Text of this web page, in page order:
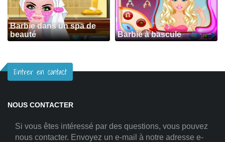
Barbie dans un spa de
beauté
Barbie à bascule
Entrer en contact
NOUS CONTACTER
Si vous êtes intéressé par des questions, vous pouvez
nous contacter. Envoyez un e-mail à notre adresse e-